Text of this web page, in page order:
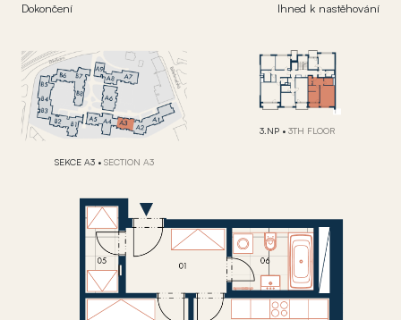
Dokončení Ihned k nastěhování
SEKCE A3 • SECTION A3
3.NP • 3TH FLOOR